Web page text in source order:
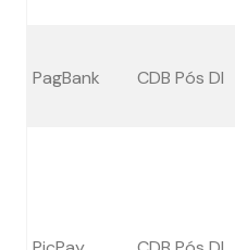
PagBank CDB Pós DI